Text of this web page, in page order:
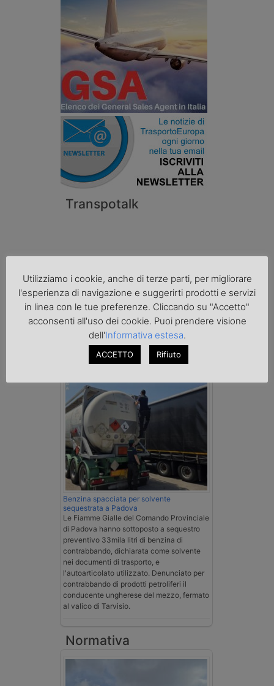
Transpotalk
Cronaca
Benzina spacciata per solvente
sequestrata a Padova
Le Fiamme Gialle del Comando Provinciale
di Padova hanno sottoposto a sequestro
preventivo 33mila litri di benzina di
contrabbando, dichiarata come solvente
nei documenti di trasporto, e
l'autoarticolato utilizzato. Denunciato per
contrabbando di prodotti petroliferi il
conducente ungherese del mezzo, fermato
al valico di Tarvisio.
Normativa
Utilizziamo i cookie, anche di terze parti, per migliorare
l'esperienza di navigazione e suggerirti prodotti e servizi
in linea con le tue preferenze. Cliccando su "Accetto"
acconsenti all'uso dei cookie. Puoi prendere visione
dell'Informativa estesa.
ACCETTO Rifiuto